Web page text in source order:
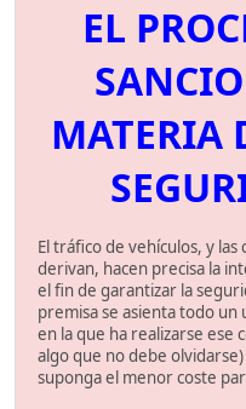
EL
MATERIA
El tráfico de vehículos, y las
derivan, hacen precisa la
el fin de garantizar la
premisa se asienta todo
en la que ha realizarse ese
algo que no debe
suponga el menor coste